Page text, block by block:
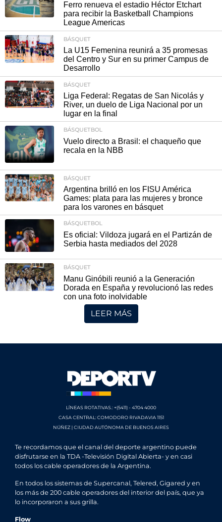
Ferro renueva el estadio Héctor Etchart
para recibir la Basketball Champions
League Americas
BÁSQUET
La U15 Femenina reunirá a 35 promesas
del Centro y Sur en su primer Campus de
Desarrollo
BÁSQUET
Liga Federal: Regatas de San Nicolás y
River, un duelo de Liga Nacional por un
lugar en la final
BÁSQUETBOL
Vuelo directo a Brasil: el chaqueño que
recala en la NBB
BÁSQUET
Argentina brilló en los FISU América
Games: plata para las mujeres y bronce
para los varones en básquet
BÁSQUETBOL
Es oficial: Vildoza jugará en el Partizán de
Serbia hasta mediados del 2028
BÁSQUET
Manu Ginóbili reunió a la Generación
Dorada en España y revolucionó las redes
con una foto inolvidable
LEER MÁS
LÍNEAS ROTATIVAS.: +(5411) - 4704 4000
CASA CENTRAL: COMODORO RIVADAVIA 1151
NÚÑEZ | CIUDAD AUTÓNOMA DE BUENOS AIRES
Te recordamos que el canal del deporte argentino puede
disfrutarse en la TDA -Televisión Digital Abierta- y en casi
todos los cable operadores de la Argentina.
En todos los sistemas de Supercanal, Telered, Gigared y en
los más de 200 cable operadores del interior del país, que ya
lo incorporaron a sus grilla.
Flow